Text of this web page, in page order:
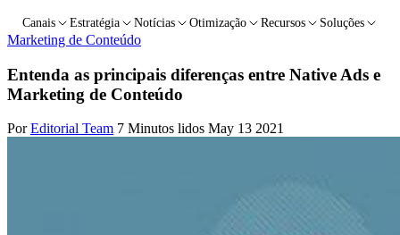
Canais Estratégia Notícias Otimização Recursos Soluções
Marketing de Conteúdo
Entenda as principais diferenças entre Native Ads e
Marketing de Conteúdo
Por Editorial Team 7 Minutos lidos May 13 2021